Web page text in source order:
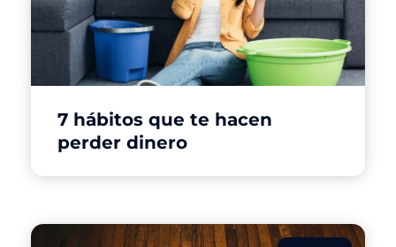
7 hábitos que te hacen
perder dinero